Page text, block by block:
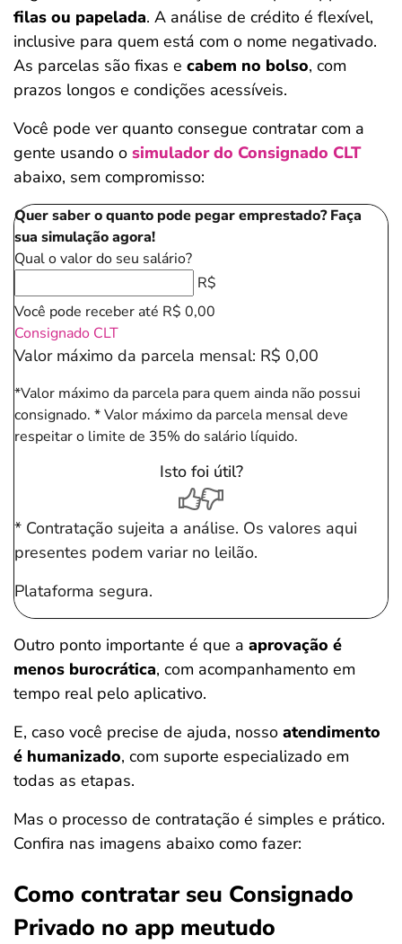
filas ou papelada. A análise de crédito é flexível,
inclusive para quem está com o nome negativado.
As parcelas são fixas e cabem no bolso, com
prazos longos e condições acessíveis.
Você pode ver quanto consegue contratar com a
gente usando o simulador do Consignado CLT
abaixo, sem compromisso:
Quer saber o quanto pode pegar emprestado? Faça
sua simulação agora!
Qual o valor do seu salário?
R$
Você pode receber até R$ 0,00
Consignado CLT
Valor máximo da parcela mensal: R$ 0,00
*Valor máximo da parcela para quem ainda não possui
consignado. * Valor máximo da parcela mensal deve
respeitar o limite de 35% do salário líquido.
Isto foi útil?
* Contratação sujeita a análise. Os valores aqui
presentes podem variar no leilão.
Plataforma segura.
Outro ponto importante é que a aprovação é
menos burocrática, com acompanhamento em
tempo real pelo aplicativo.
E, caso você precise de ajuda, nosso atendimento
é humanizado, com suporte especializado em
todas as etapas.
Mas o processo de contratação é simples e prático.
Confira nas imagens abaixo como fazer:
Como contratar seu Consignado
Privado no app meutudo